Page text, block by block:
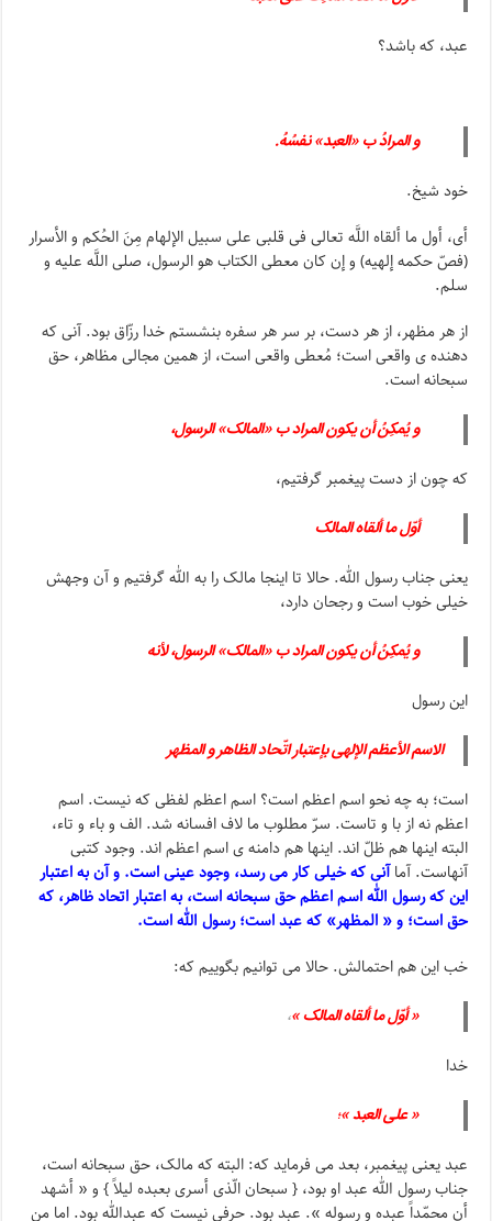
عبد، که باشد؟
و المرادُ ب «العبد» نفسُهُ.
خود شیخ.
أی، أول ما ألقاه اللَّه تعالى فی قلبى على سبیل الإلهام مِنَ الحُکم و الأسرار
(فصّ حکمه إلهیه) و إن کان معطى الکتاب هو الرسول، صلى اللَّه علیه و
سلم.
از هر مظهر، از هر دست، بر سر هر سفره بنشستم خدا رزّاق بود. آنی که
دهنده ی واقعی است؛ مُعطی واقعی است، از همین مجالی مظاهر، حق
سبحانه است.
و یُمکِنُ أن یکون المراد ب «المالک» الرسول،
که چون از دست پیغمبر گرفتیم،
أوّل ما ألقاه المالک
یعنی جناب رسول الله. حالا تا اینجا مالک را به الله گرفتیم و آن وجهش
خیلی خوب است و رجحان دارد،
و یُمکِنُ أن یکون المراد ب «المالک» الرسول، لأنه
این رسول
الاسم الأعظم الإلهی بإعتبار اتّحاد الظاهر و المظهر
است؛ به چه نحو اسم اعظم است؟ اسم اعظم لفظی که نیست. اسم
اعظم نه از با و تاست. سرّ مطلوب ما لاف افسانه شد. الف و باء و تاء،
البته اینها هم ظلّ اند. اینها هم دامنه ی اسم اعظم اند. وجود کتبی
آنهاست. آماآنی که خیلی کار می رسد، وجود عینی است. و آن به اعتبار
این که رسول الله اسم اعظم حق سبحانه است، به اعتبار اتحاد ظاهر، که
حق است؛ و « المظهر» که عبد است؛ رسول الله است.
خب این هم احتمالش. حالا می توانیم بگوییم که:
« أوّل ما ألقاه المالک »،
خدا
« علی العبد »؛
عبد یعنی پیغمبر، بعد می فرماید که: البته که مالک، حق سبحانه است،
جناب رسول الله عبد او بود، { سبحان الّذی أسری بعبده لیلاً } و « أشهد
أن محمّداً عبده و رسوله ». عبد بود. حرفی نیست که عبدالله بود. اما منِ